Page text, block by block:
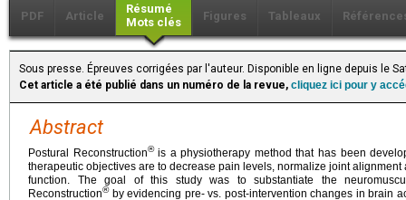
PDF Article
Résumé
Mots clés
Figures Tableaux
Sous presse. Épreuves corrigées par l'auteur. Disponible en ligne depuis le
Cet article a été publié dans un numéro de la revue, cliquez ici pour y
Abstract
Postural Reconstruction®is a physiotherapy method that has been
therapeutic objectives are to decrease pain levels, normalize joint
function. The goal of this study was to substantiate the
Reconstruction®by evidencing pre- vs. post-intervention changes in brain